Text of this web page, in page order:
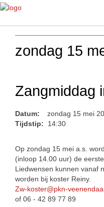
zondag 15
Zangmiddag
Datum:
zondag 15 mei
Tijdstip:
14:30
Op zondag 15 mei a.s.
(inloop 14.00 uur) de
Liedwensen kunnen vanaf
worden bij koster Reiny.
Zw-koster@pkn-
of 06 - 42 89 77 89